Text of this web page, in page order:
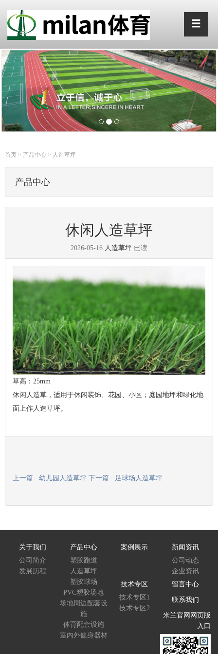
首页 > 产品中心 > 人造草坪
产品中心
休闲人造草坪
2026-05-16 人造草坪 已读
草高：25mm
休闲人造草，适用于休闲装饰、花园、小区；庭园地坪和绿化地
面上作人造草坪。
上一篇 : 幼儿园人造草坪 下一篇 : 足球场人造草坪
关于我们
公司简介
发展历程
产品中心
塑胶跑道
人造草坪
塑胶球场
PVC塑胶场地
场地周边配套设
施
体育配套设施
室内外健身器材
案例展示
新闻资讯
公司动态
企业资讯
技术专区
技术专区1
技术专区2
留言中心
联系我们
米兰官网网页版
入口